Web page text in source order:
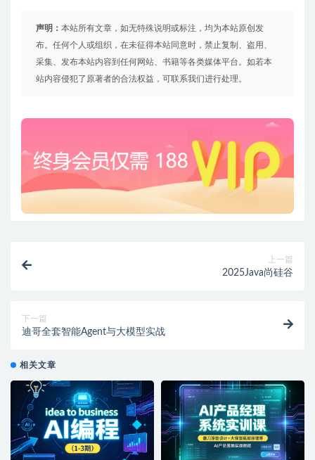
声明： 本站所有文章，如无特殊说明或标注，均为本站原创发
布。任何个人或组织，在未征得本站同意时，禁止复制、盗用、
采集、发布本站内容到任何网站、书籍等各类媒体平台。如若本
站内容侵犯了原著者的合法权益，可联系我们进行处理。
上一篇
2025Java尚硅谷
下一篇
迪哥全套智能Agent与大模型实战
相关文章